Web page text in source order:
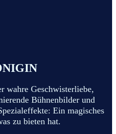
wahre Geschwisterliebe,
Bühnenbilder und
Ein magisches
zu bieten hat.